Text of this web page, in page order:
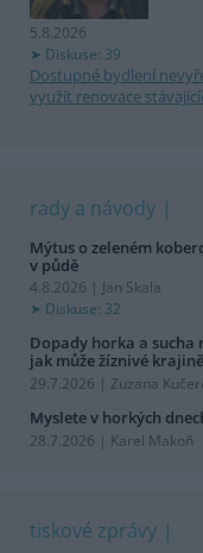
5.8.2026
Diskuse: 39
Dostupné bydlení
využít renovace
rady a návody
Mýtus o zeleném
v půdě
4.8.2026 | Jan Skala
Diskuse: 32
Dopady horka a sucha
jak může žíznivé
29.7.2026 | Zuzana
Myslete v horkých
28.7.2026 | Karel Makoň
tiskové zprávy